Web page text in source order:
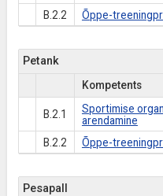
B.2.2 Õppe-
Petank
Kompetents
B.2.1
Sportimise
arendamine
B.2.2 Õppe-
Pesapall